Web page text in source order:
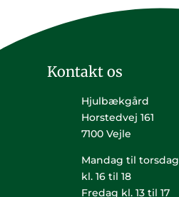
Kontakt os
Hjulbækgård
Horstedvej 161
7100 Vejle
Mandag til torsdag
kl. 16 til 18
Fredag kl. 13 til 17